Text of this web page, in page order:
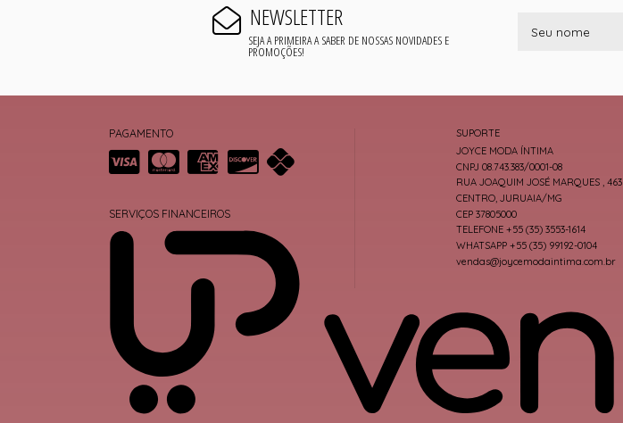
NEWSLETTER
SEJA A PRIMEIRA A SABER DE NOSSAS NOVIDADES E
PROMOÇÕES!
PAGAMENTO
SERVIÇOS FINANCEIROS
SUPORTE
JOYCE MODA ÍNTIMA
CNPJ 08.743.383/0001-08
RUA JOAQUIM JOSÉ MARQUES , 463
CENTRO, JURUAIA/MG
CEP 37805000
TELEFONE +55 (35) 3553-1614
WHATSAPP +55 (35) 99192-0104
vendas@joycemodaintima.com.br